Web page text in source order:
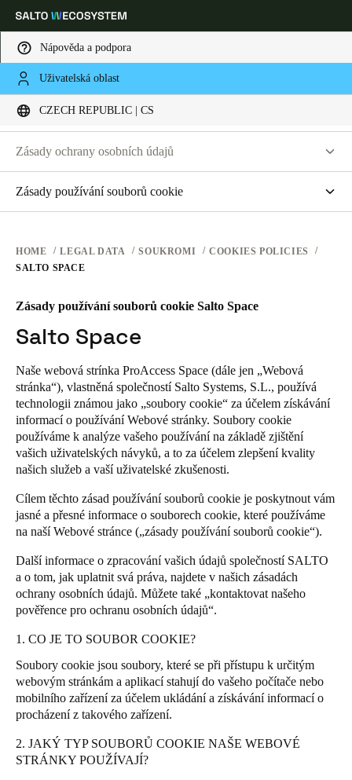
Nápověda a podpora
Uživatelská oblast
CZECH REPUBLIC | CS
Vyberte svou polohu a nastavení jazyka
Global Europe
Czech Republic |čeština
Germany
Deutsch
Switzerland
DeutschFrançais Italiano
United Kingdom
English
Ireland
English
Français
NederlandsEnglish
Belgium
Spain
Español
Portugal
Português
PODMÍNKY POUŽÍVÁNÍ WEBOVÝCH STRÁNEK
SOUKROMÍ
HARDWAROVÉ PODMÍNKY
SOUKROMÍ
Zásady ochrany osobních údajů
Zásady používání souborů cookie
saltoks.com
my-clay.com
Salto KS
Salto Homelok
Salto Nebula
Salto XS4Com
Salto XS4 Face
Salto Space
HOME LEGAL DATA SOUKROMI
COOKIES POLICIES
SALTO SPACE
Zásady používání souborů cookie Salto Space
Salto Space
Naše webová strínka ProAccess Space (dále jen „Webová
stránka“), vlastněná společností Salto Systems, S.L., používá
technologii známou jako „soubory cookie“ za účelem získávání
informací o používání Webové stránky. Soubory cookie
používáme k analýze vašeho používání na základě zjištění
vašich uživatelských návyků, a to za účelem zlepšení kvality
našich služeb a vaší uživatelské zkušenosti.
Cílem těchto zásad používání souborů cookie je poskytnout vám
jasné a přesné informace o souborech cookie, které používáme
na naší Webové stránce („zásady používání souborů cookie“).
Další informace o zpracování vašich údajů společností SALTO
a o tom, jak uplatnit svá práva, najdete v našich zásadách
ochrany osobních údajů. Můžete také „kontaktovat našeho
pověřence pro ochranu osobních údajů“.
1. CO JE TO SOUBOR COOKIE?
Soubory cookie jsou soubory, které se při přístupu k určitým
webovým stránkám a aplikací stahují do vašeho počítače nebo
mobilního zařízení za účelem ukládání a získávání informací o
procházení z takového zařízení.
2. JAKÝ TYP SOUBORŮ COOKIE NAŠE WEBOVÉ
STRÁNKY POUŽÍVAJÍ?